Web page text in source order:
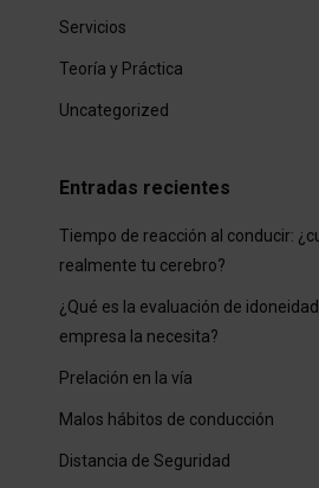
Servicios
Teoría y Práctica
Uncategorized
Entradas recientes
Tiempo de reacción al conducir:
realmente tu cerebro?
¿Qué es la evaluación de
empresa la necesita?
Prelación en la vía
Malos hábitos de conducción
Distancia de Seguridad